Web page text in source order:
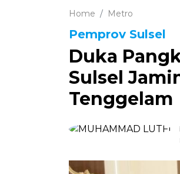
Home Metro
Pemprov Sulsel
Duka
Sulsel
Tenggelam